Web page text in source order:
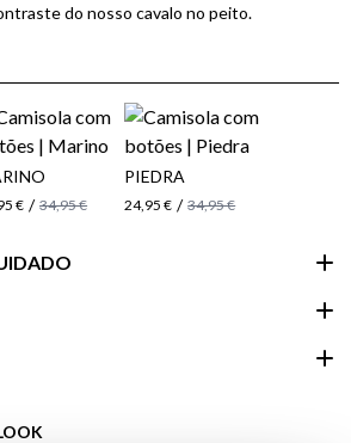
do nosso cavalo no peito.
€ / 34,95 €
PIEDRA
24,95 € / 34,95 €